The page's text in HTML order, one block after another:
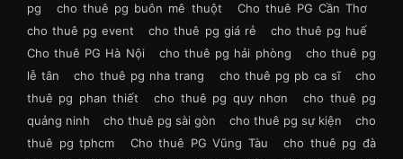
pg
cho thuê pg buôn mê thuột
Cho thuê PG Cần Thơ
cho thuê pg event
cho thuê pg giá rẻ
cho thuê pg huế
Cho thuê PG Hà Nội
cho thuê pg hải phòng
cho thuê pg
lễ tân
cho thuê pg nha trang cho thuê pg pb ca sĩ
cho
thuê pg phan thiết
cho thuê pg quy nhơn
cho thuê pg
quảng ninh
cho thuê pg sài gòn cho thuê pg sự kiện
cho
thuê pg tphcm
Cho thuê PG Vũng Tàu
cho thuê pg đà